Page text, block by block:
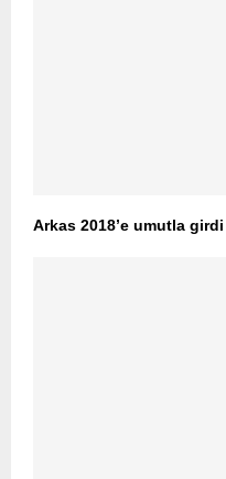
Arkas 2018’e umutla girdi